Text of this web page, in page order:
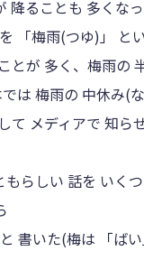
ることも 多くなっ
「梅雨(つゆ)」 とい
とが 多く、梅雨
は 梅雨の 中休み(
メディアで 知らせ
らしい 話を いくつ
書いた(梅は 「ば